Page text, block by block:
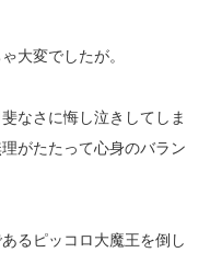
大変でしたが。
なさに悔し泣きしてしま
がたたって心身のバラン
るピッコロ大魔王を倒し